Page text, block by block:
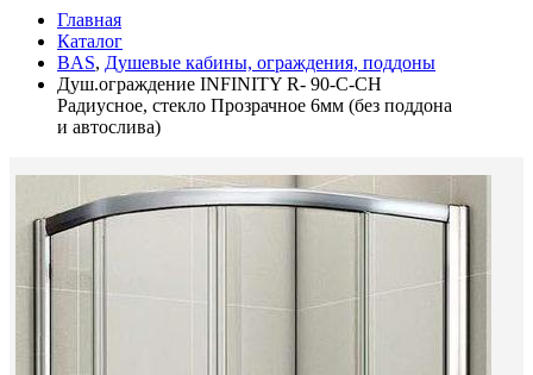
Главная
Каталог
BAS, Душевые кабины, ограждения, поддоны
Душ.ограждение INFINITY R- 90-C-CH
Радиусное, стекло Прозрачное 6мм (без поддона
и автослива)